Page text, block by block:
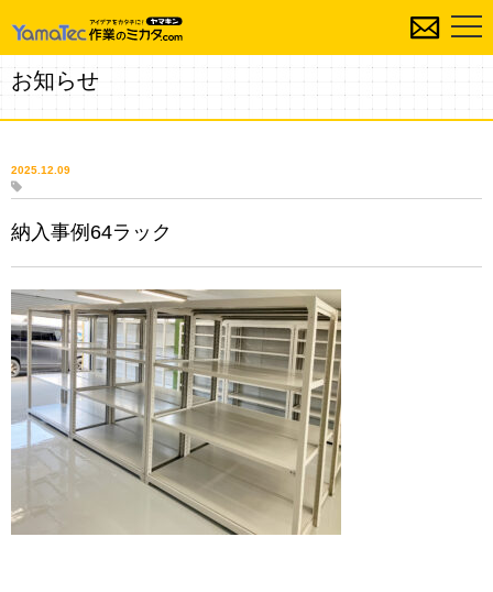
お知らせ
2025.12.09
納入事例64ラック